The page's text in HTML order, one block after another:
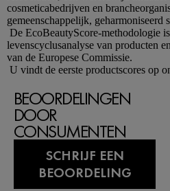
cosmeticabedrijven en
gemeenschappelijk, geharmoniseerd
De EcoBeautyScore-methodologie
levenscyclusanalyse van producten
van de Europese Commissie.
U vindt de eerste productscores op
BEOORDELINGEN
DOOR
CONSUMENTEN
SCHRIJF EEN
BEOORDELING